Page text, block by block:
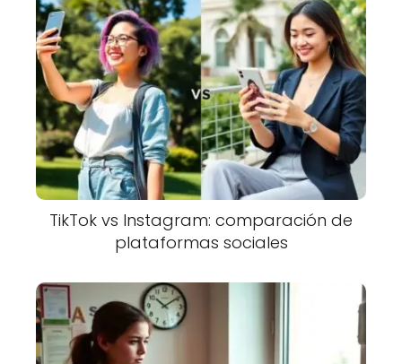
TikTok vs Instagram: comparación de
plataformas sociales